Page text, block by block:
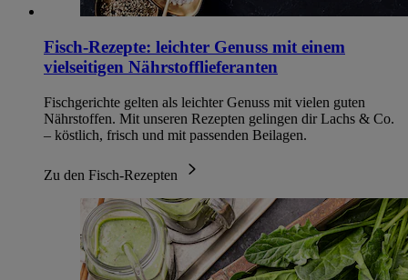
Fisch-Rezepte: leichter Genuss mit einem
vielseitigen Nährstofflieferanten
Fischgerichte gelten als leichter Genuss mit vielen guten
Nährstoffen. Mit unseren Rezepten gelingen dir Lachs & Co.
– köstlich, frisch und mit passenden Beilagen.
Zu den Fisch-Rezepten